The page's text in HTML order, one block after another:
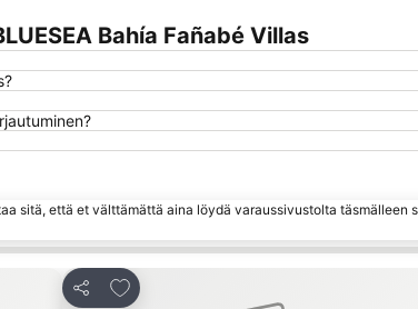
Bahía Fañabé Villas
sitä, että et välttämättä aina löydä varaussivustolta täsmälleen
Jaa
Lisää suosikkeihin